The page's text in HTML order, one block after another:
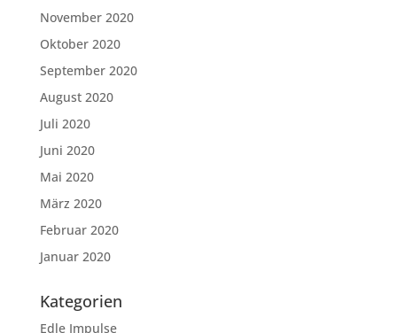
November 2020
Oktober 2020
September 2020
August 2020
Juli 2020
Juni 2020
Mai 2020
März 2020
Februar 2020
Januar 2020
Kategorien
Edle Impulse